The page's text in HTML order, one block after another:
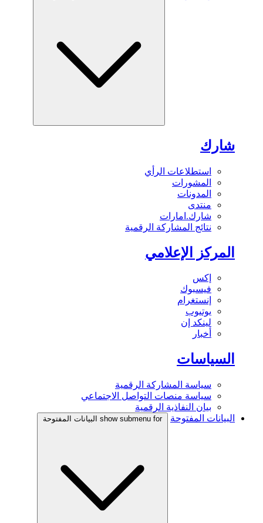
شارك
استطلاعات الرأي
المشورات
المدونات
منتدى
شارك.امارات
نتائج المشاركة الرقمية
المركز الإعلامي
إكس
فيسبوك
إنستغرام
يوتيوب
لينكد إن
أخبار
السياسات
سياسة المشاركة الرقمية
سياسة منصات التواصل الاجتماعي
بيان النفاذية الرقمية
البيانات المفتوحة
show submenu for البيانات المفتوحة